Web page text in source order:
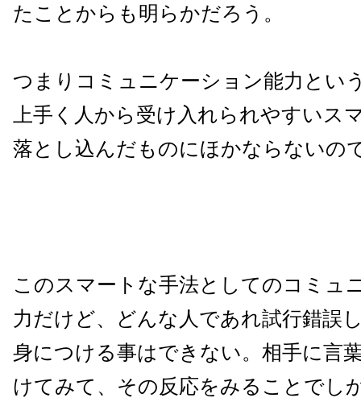
たことからも明らかだろう。
つまりコミュニケーション能力とい
上手く人から受け入れられやすいス
落とし込んだものにほかならないの
このスマートな手法としてのコミュ
力だけど、どんな人であれ試行錯誤
身につける事はできない。相手に言
けてみて、その反応をみることでし